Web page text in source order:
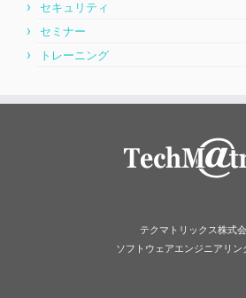
セキュリティ
セミナー
トレーニング
テクマトリックス株式
ソフトウェアエンジニアリン